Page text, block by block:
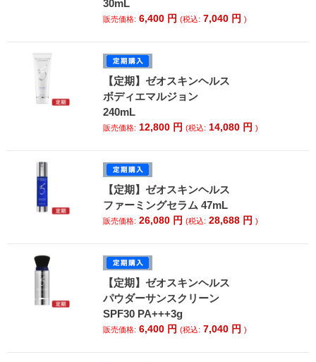
30mL
販売価格: 6,400 円(税込: 7,040 円)
【定期】ゼオスキンヘルス
ボディエマルジョン
240mL
販売価格: 12,800 円(税込: 14,080 円)
【定期】ゼオスキンヘルス
ファーミングセラム 47mL
販売価格: 26,080 円(税込: 28,688 円)
【定期】ゼオスキンヘルス
パウダーサンスクリーン
SPF30 PA+++3g
販売価格: 6,400 円(税込: 7,040 円)